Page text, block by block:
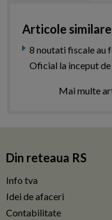
Articole similare
8 noutati fiscale au
Oficial la inceput
Mai multe
Din reteaua RS
Info tva
Idei de afaceri
Contabilitate